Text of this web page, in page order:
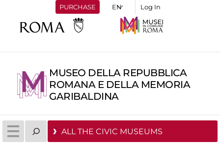
PURCHASE Log In
MUSEO DELLA REPUBBLICA
ROMANA E DELLA MEMORIA
GARIBALDINA
ALL THE CIVIC MUSEUMS